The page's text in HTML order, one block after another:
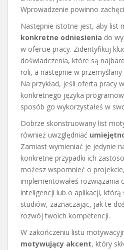
Wprowadzenie powinno
Następnie istotne jest, aby list
konkretne odniesienia do
w ofercie pracy. Zidentyfikuj
doświadczenia, które są
roli, a następnie w
Na przykład, jeśli oferta pracy
konkretnego języka
sposób go wykorzystałeś w
Dobrze skonstruowany list
również uwzględniać
Zamiast wymieniać je jedynie
konkretne przypadki ich
możesz wspomnieć o
implementowałeś rozwiązania
inteligencji lub o aplikacji, którą
studiów, zaznaczając, jak te
rozwój twoich kompetencji.
W zakończeniu listu
motywujący akcent, który